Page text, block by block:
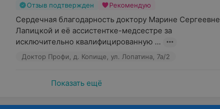
Отзыв подтвержден Рекомендую
Сердечная благодарность доктору Марине Сергеевне
Лапицкой и её ассистентке-медсестре за
исключительно квалифицированную ...
Доктор Профи, д. Копище, ул. Лопатина, 7а/2
Показать ещё